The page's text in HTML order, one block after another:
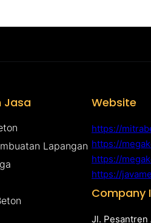
Jasa
Lapangan
Website
https://
https://
https://
https://
Company
Jl. Pesantren